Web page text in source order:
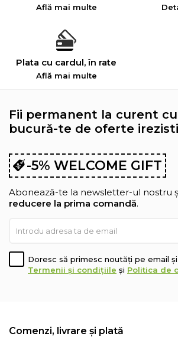
Află mai multe
Plata cu cardul, în rate
Află mai multe
Fii permanent la curent
bucură-te de oferte
-5% WELCOME GIFT
Abonează-te la newsletter-ul nostru
reducere la prima comandă.
Doresc să primesc noutăți pe email
Termenii și condițiile și Politica de
Comenzi, livrare și plată